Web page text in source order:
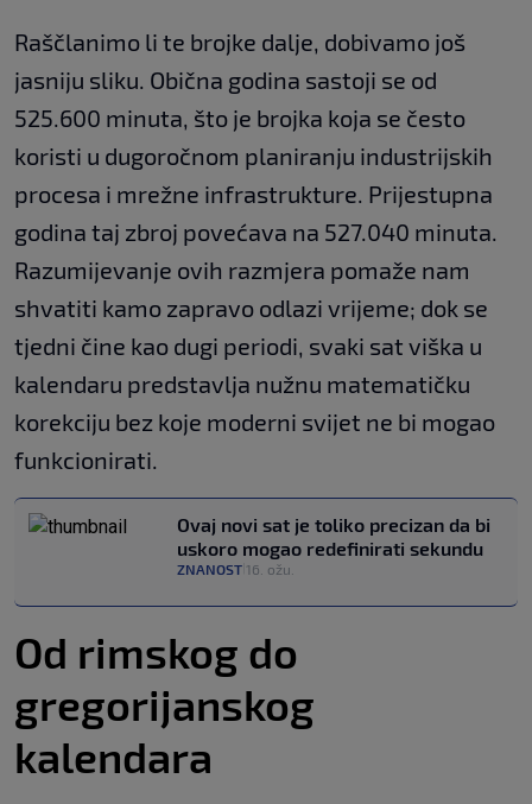
Raščlanimo li te brojke dalje, dobivamo još
jasniju sliku. Obična godina sastoji se od
525.600 minuta, što je brojka koja se često
koristi u dugoročnom planiranju industrijskih
procesa i mrežne infrastrukture. Prijestupna
godina taj zbroj povećava na 527.040 minuta.
Razumijevanje ovih razmjera pomaže nam
shvatiti kamo zapravo odlazi vrijeme; dok se
tjedni čine kao dugi periodi, svaki sat viška u
kalendaru predstavlja nužnu matematičku
korekciju bez koje moderni svijet ne bi mogao
funkcionirati.
Ovaj novi sat je toliko precizan da bi
uskoro mogao redefinirati sekundu
ZNANOST 16. ožu.
Od rimskog do
gregorijanskog
kalendara